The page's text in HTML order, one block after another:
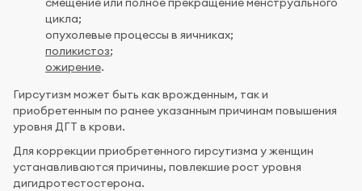
цикла;
опухолевые процессы в яичниках;
поликистоз;
ожирение.
Гирсутизм может быть как врожденным, так и
приобретенным по ранее указанным причинам повышения
уровня ДГТ в крови.
Для коррекции приобретенного гирсутизма у женщин
устанавливаются причины, повлекшие рост уровня
дигидротестостерона.